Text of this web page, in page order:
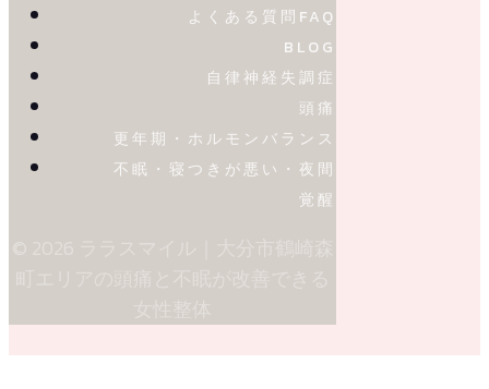
よくある質問FAQ
BLOG
自律神経失調症
頭痛
更年期・ホルモンバランス
不眠・寝つきが悪い・夜間
覚醒